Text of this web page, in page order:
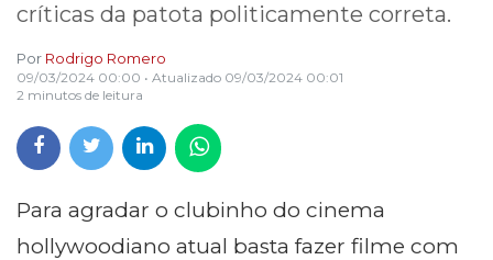
críticas da patota politicamente correta.
Por Rodrigo Romero
09/03/2024 00:00 • Atualizado 09/03/2024 00:01
2 minutos de leitura
Para agradar o clubinho do cinema
hollywoodiano atual basta fazer filme com